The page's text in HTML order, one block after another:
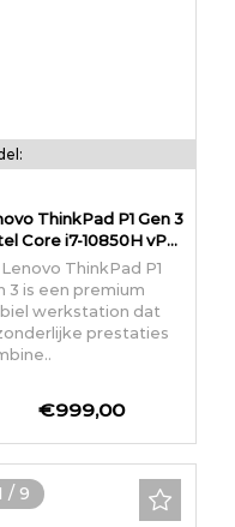
ThinkPad P1 Gen 3
Core i7-10850H vP...
ThinkPad P1
3 is een premium
werkstation dat
prestaties
€999,00
/ 9